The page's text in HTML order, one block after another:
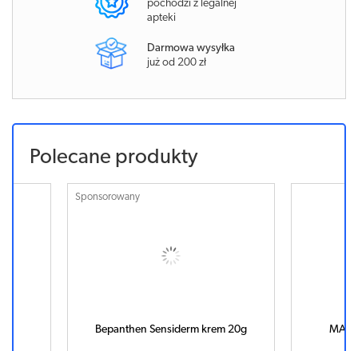
pochodzi z legalnej
apteki
Darmowa wysyłka
już od 200 zł
Polecane produkty
Sponsorowany
Bepanthen Sensiderm krem 20g